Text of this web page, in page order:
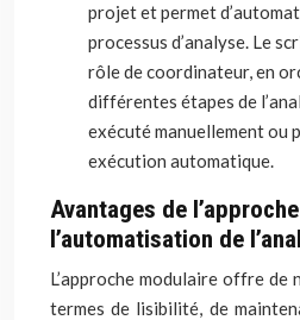
projet et permet
processus d’analyse. Le
rôle de coordinateur, en
différentes étapes de
exécuté manuellement ou
exécution automatique.
Avantages de
l’automatisation de
L’approche modulaire offre de
termes de lisibilité, de